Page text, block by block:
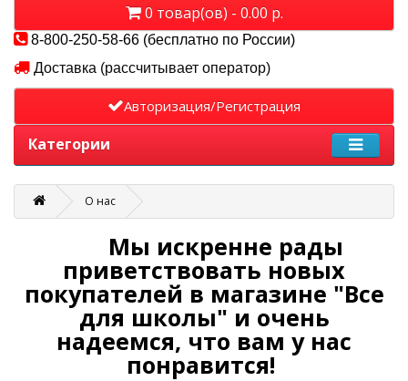
0 товар(ов) - 0.00 р.
8-800-250-58-66 (бесплатно по России)
Доставка (рассчитывает оператор)
Авторизация/Регистрация
Категории
О нас
Мы искренне рады
приветствовать новых
покупателей в магазине "Все
для школы" и очень
надеемся, что вам у нас
понравится!